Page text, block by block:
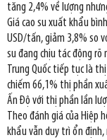
tăng 2,4% về lượng
Giá cao su xuất khẩu
USD/tấn, giảm 3,8% so
su đang chịu tác động
Trung Quốc tiếp tục là
chiếm 66,1% thị phần
Ấn Độ với thị phần lần
Theo đánh giá của Hiệp
khẩu vẫn duy trì ổn